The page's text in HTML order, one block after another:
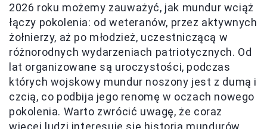
2026 roku możemy zauważyć, jak mundur wciąż
łączy pokolenia: od weteranów, przez aktywnych
żołnierzy, aż po młodzież, uczestniczącą w
różnorodnych wydarzeniach patriotycznych. Od
lat organizowane są uroczystości, podczas
których wojskowy mundur noszony jest z dumą i
czcią, co podbija jego renomę w oczach nowego
pokolenia. Warto zwrócić uwagę, że coraz
więcej ludzi interesuje się historią mundurów,